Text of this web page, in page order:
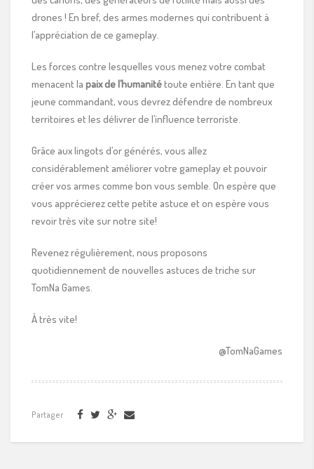
drones ! En bref, des armes modernes qui contribuent à
l’appréciation de ce gameplay.
Les forces contre lesquelles vous menez votre combat
menacent la paix de l’humanitétoute entière. En tant que
jeune commandant, vous devrez défendre de nombreux
territoires et les délivrer de l’influence terroriste.
Grâce aux lingots d’or générés, vous allez
considérablement améliorer votre gameplay et pouvoir
créer vos armes comme bon vous semble. On espère que
vous apprécierez cette petite astuce et on espère vous
revoir très vite sur notre site!
Revenez régulièrement, nous proposons
quotidiennement de nouvelles astuces de triche sur
TomNa Games.
À très vite!
@TomNaGames
Partager